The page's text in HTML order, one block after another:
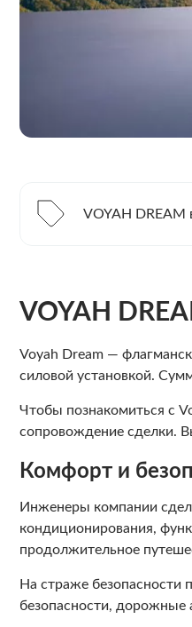
VOYAH DREAM
VOYAH
Voyah Dream —
силовой установкой.
Чтобы познакомиться с
сопровождение сделки.
Комфорт и
Инженеры компании
кондиционирования,
продолжительное
На страже безопасности
безопасности, дорожные